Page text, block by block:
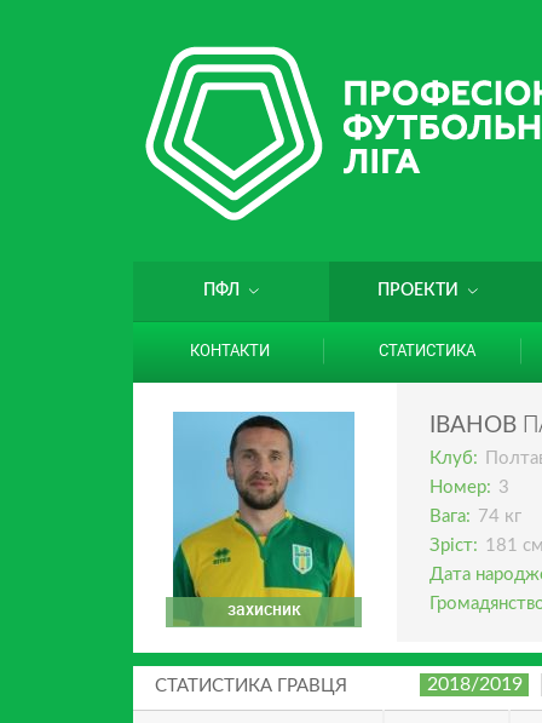
ПФЛ ПРОЕКТИ
КОНТАКТИ СТАТИСТИКА
захисник
ІВАНОВ
Клуб:
Номер: 3
Вага: 74 кг
Зріст: 181
Дата
СТАТИСТИКА ГРАВЦЯ 2018/2019